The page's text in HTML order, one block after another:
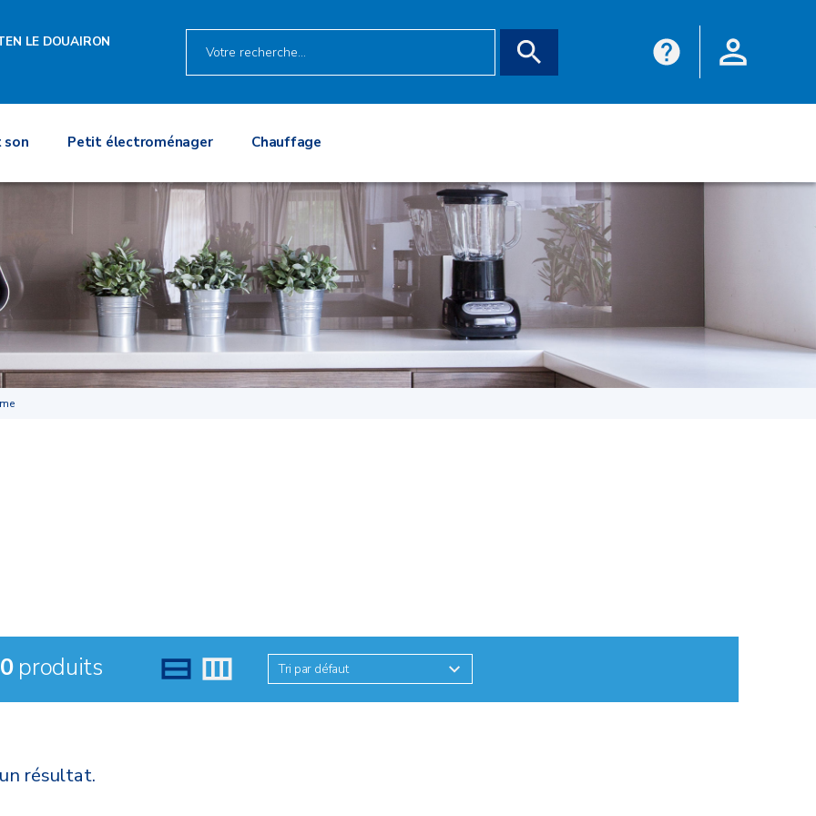
LE DOUAIRON
son Petit électroménager Chauffage
0produits Tri par défaut
résultat.